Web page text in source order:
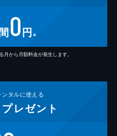
0円 ※
から月額料金が発生します。
ンタルに使える
プレゼント